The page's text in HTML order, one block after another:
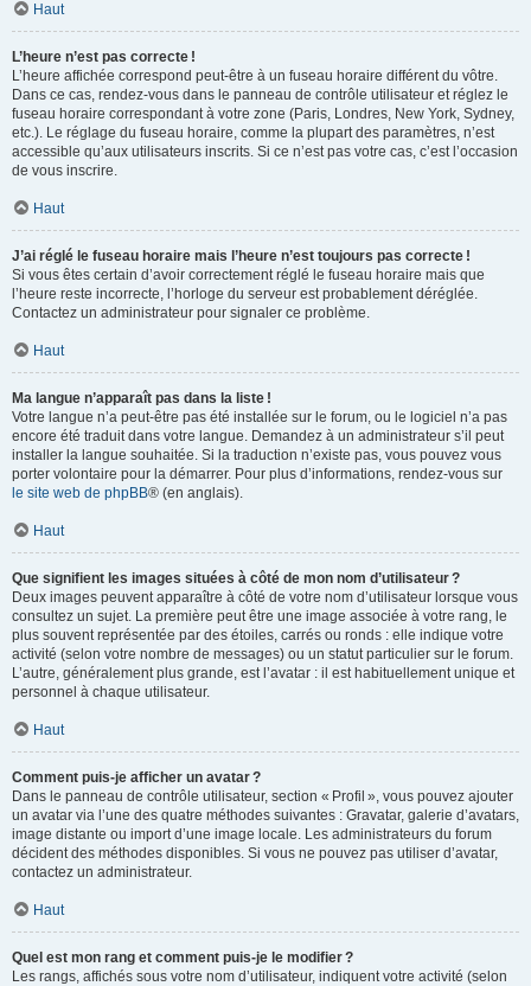
Haut
L’heure n’est pas correcte !
L’heure affichée correspond peut-être à un fuseau horaire différent du vôtre.
Dans ce cas, rendez-vous dans le panneau de contrôle utilisateur et réglez le
fuseau horaire correspondant à votre zone (Paris, Londres, New York, Sydney,
etc.). Le réglage du fuseau horaire, comme la plupart des paramètres, n’est
accessible qu’aux utilisateurs inscrits. Si ce n’est pas votre cas, c’est l’occasion
de vous inscrire.
Haut
J’ai réglé le fuseau horaire mais l’heure n’est toujours pas correcte !
Si vous êtes certain d’avoir correctement réglé le fuseau horaire mais que
l’heure reste incorrecte, l’horloge du serveur est probablement déréglée.
Contactez un administrateur pour signaler ce problème.
Haut
Ma langue n’apparaît pas dans la liste !
Votre langue n’a peut-être pas été installée sur le forum, ou le logiciel n’a pas
encore été traduit dans votre langue. Demandez à un administrateur s’il peut
installer la langue souhaitée. Si la traduction n’existe pas, vous pouvez vous
porter volontaire pour la démarrer. Pour plus d’informations, rendez-vous sur
le site web de phpBB® (en anglais).
Haut
Que signifient les images situées à côté de mon nom d’utilisateur ?
Deux images peuvent apparaître à côté de votre nom d’utilisateur lorsque vous
consultez un sujet. La première peut être une image associée à votre rang, le
plus souvent représentée par des étoiles, carrés ou ronds : elle indique votre
activité (selon votre nombre de messages) ou un statut particulier sur le forum.
L’autre, généralement plus grande, est l’avatar : il est habituellement unique et
personnel à chaque utilisateur.
Haut
Comment puis-je afficher un avatar ?
Dans le panneau de contrôle utilisateur, section « Profil », vous pouvez ajouter
un avatar via l’une des quatre méthodes suivantes : Gravatar, galerie d’avatars,
image distante ou import d’une image locale. Les administrateurs du forum
décident des méthodes disponibles. Si vous ne pouvez pas utiliser d’avatar,
contactez un administrateur.
Haut
Quel est mon rang et comment puis-je le modifier ?
Les rangs, affichés sous votre nom d’utilisateur, indiquent votre activité (selon